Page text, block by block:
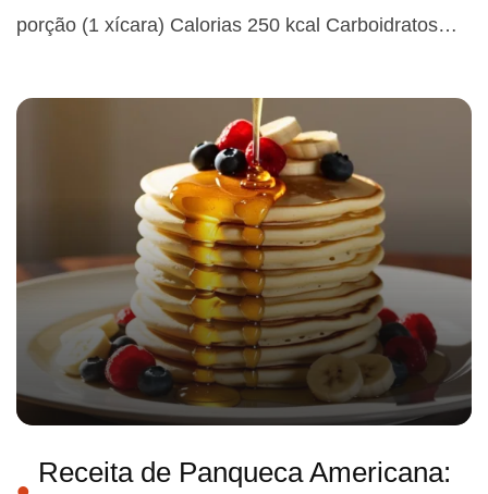
porção (1 xícara) Calorias 250 kcal Carboidratos…
Receita de Panqueca Americana: